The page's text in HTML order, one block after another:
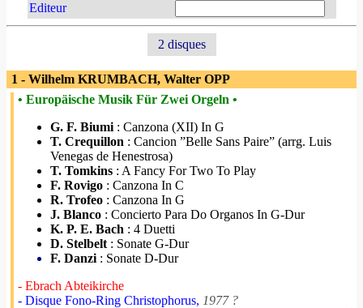
Editeur
2 disques
1 - Wilhelm KRUMBACH, Walter OPP
• Europäische Musik Für Zwei Orgeln •
G. F. Biumi : Canzona (XII) In G
T. Crequillon : Cancion ”Belle Sans Paire” (arrg. Luis
Venegas de Henestrosa)
T. Tomkins : A Fancy For Two To Play
F. Rovigo : Canzona In C
R. Trofeo : Canzona In G
J. Blanco : Concierto Para Do Organos In G-Dur
K. P. E. Bach : 4 Duetti
D. Stelbelt : Sonate G-Dur
F. Danzi : Sonate D-Dur
- Ebrach Abteikirche
- Disque Fono-Ring Christophorus, 1977 ?